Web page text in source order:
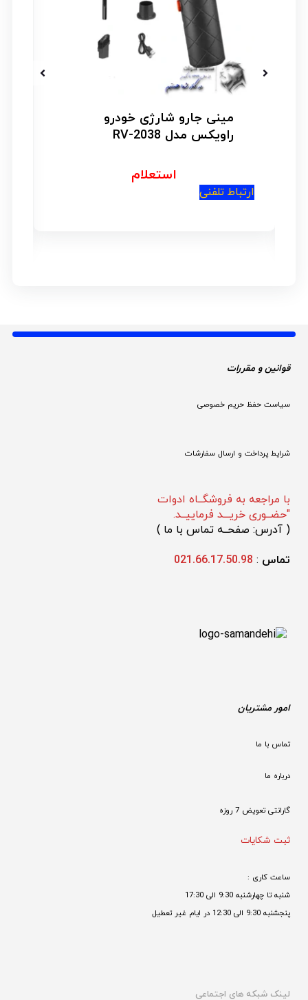
مینی جارو شارژی خودرو
راویکس مدل RV-2038
استعلام
ارتباط تلفنی
قوانین و مقررات
سیاست حفظ حریم خصوصی
شرایط پرداخت و ارسال سفارشات
با مراجعه به فروشگــاه ادوات
"حضــوری خریـــد فرماییــد.
( آدرس: صفحــه تماس با ما )
تماس :
021.66.17.50.98
امور مشتریان
تماس با ما
درباره ما
گارانتی تعویض 7 روزه
ثبت شکایات
ساعت کاری :
شنبه تا چهارشنبه 9:30 الی 17:30
پنجشنبه 9:30 الی 12:30 در ایام غیر تعطیل
لینک شبکه های اجتماعی